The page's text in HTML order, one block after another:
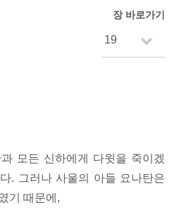
장 바로가기
모든 신하에게 다윗을 죽이겠
. 그러나 사울의 아들 요나탄은
기 때문에,